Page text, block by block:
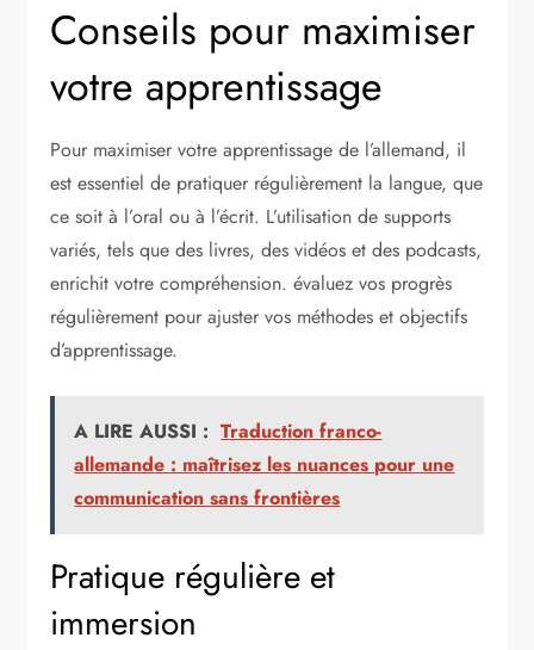
Conseils pour maximiser
votre apprentissage
Pour maximiser votre apprentissage de l’allemand, il
est essentiel de pratiquer régulièrement la langue, que
ce soit à l’oral ou à l’écrit. L’utilisation de supports
variés, tels que des livres, des vidéos et des podcasts,
enrichit votre compréhension. évaluez vos progrès
régulièrement pour ajuster vos méthodes et objectifs
d’apprentissage.
A LIRE AUSSI : Traduction franco-
allemande : maîtrisez les nuances pour une
communication sans frontières
Pratique régulière et
immersion